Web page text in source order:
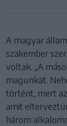
A magyar
szakember
voltak. „A
magunkat.
történt, mert
amit
három